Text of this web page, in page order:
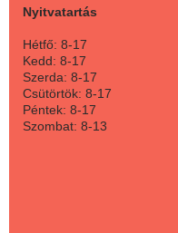
Nyitvatartás
Hétfő: 8-17
Kedd: 8-17
Szerda: 8-17
Csütörtök: 8-17
Péntek: 8-17
Szombat: 8-13